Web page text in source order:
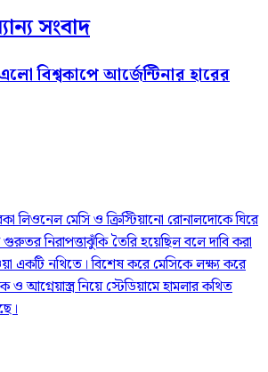
সংবাদ
বিশ্বকাপে আর্জেন্টিনার হারের
লিওনেল মেসি ও ক্রিস্টিয়ানো রোনালদোকে ঘিরে
নিরাপত্তাঝুঁকি তৈরি হয়েছিল বলে দাবি করা
একটি নথিতে। বিশেষ করে মেসিকে লক্ষ্য করে
ও আগ্নেয়াস্ত্র নিয়ে স্টেডিয়ামে হামলার কথিত